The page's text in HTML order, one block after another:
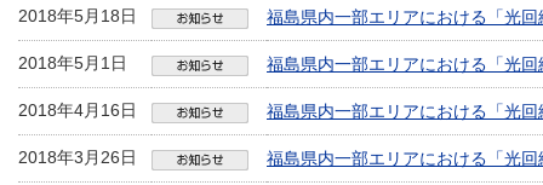
2018年5月18日 福島県内一部エリアにおける「光
2018年5月1日 福島県内一部エリアにおける「光
2018年4月16日 福島県内一部エリアにおける「光
2018年3月26日 福島県内一部エリアにおける「光